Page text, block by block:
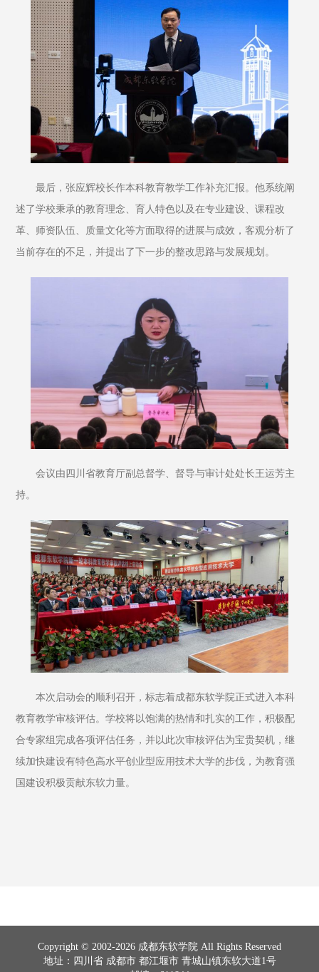
最后，张应辉校长作本科教育教学工作补充汇报。他系统阐
述了学校秉承的教育理念、育人特色以及在专业建设、课程改
革、师资队伍、质量文化等方面取得的进展与成效，客观分析了
当前存在的不足，并提出了下一步的整改思路与发展规划。
会议由四川省教育厅副总督学、督导与审计处处长王运芳主
持。
本次启动会的顺利召开，标志着成都东软学院正式进入本科
教育教学审核评估。学校将以饱满的热情和扎实的工作，积极配
合专家组完成各项评估任务，并以此次审核评估为宝贵契机，继
续加快建设有特色高水平创业型应用技术大学的步伐，为教育强
国建设积极贡献东软力量。
Copyright © 2002-2026 成都东软学院 All Rights Reserved
地址：四川省 成都市 都江堰市 青城山镇东软大道1号